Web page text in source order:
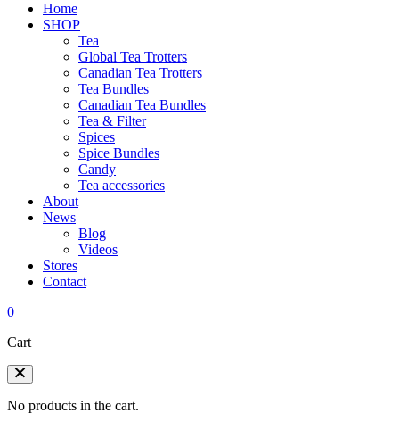
Home
SHOP
Tea
Global Tea Trotters
Canadian Tea Trotters
Tea Bundles
Canadian Tea Bundles
Tea & Filter
Spices
Spice Bundles
Candy
Tea accessories
About
News
Blog
Videos
Stores
Contact
0
Cart
No products in the cart.